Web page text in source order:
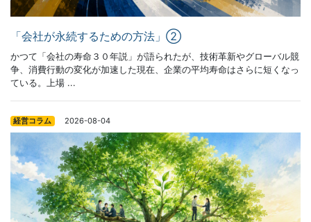
「会社が永続するための方法」②
かつて「会社の寿命３０年説」が語られたが、技術革新やグローバル競
争、消費行動の変化が加速した現在、企業の平均寿命はさらに短くなっ
ている。上場 ...
経営コラム 2026-08-04